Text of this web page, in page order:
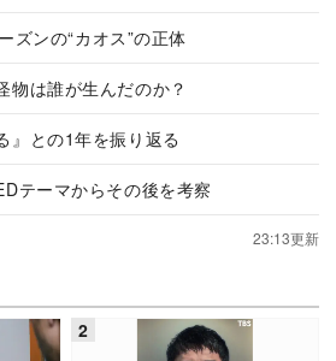
ズンの“カオス”の正体
物は誰が生んだのか？
』との1年を振り返る
テーマからその後を考察
23:13更新